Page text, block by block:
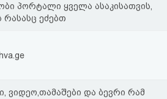
პორტალი ყველა ასაკისათვის,
რასასც ეძებთ
ვიდეო,თამაშები და ბევრი რამ